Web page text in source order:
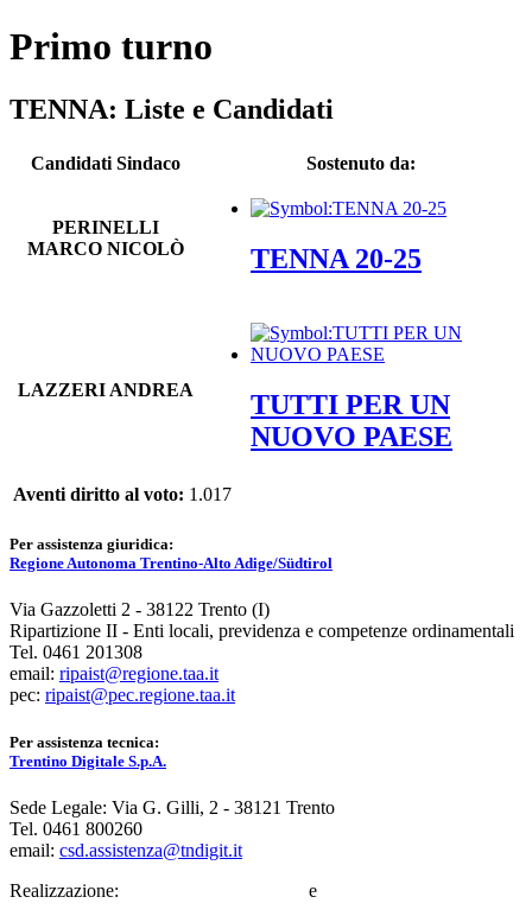
Primo turno
TENNA: Liste e Candidati
Candidati Sindaco Sostenuto da:
PERINELLI
MARCO NICOLÒ
TENNA 20-25
LAZZERI ANDREA
TUTTI PER UN
NUOVO PAESE
Aventi diritto al voto: 1.017
Per assistenza giuridica:
Regione Autonoma Trentino-Alto Adige/Südtirol
Via Gazzoletti 2 - 38122 Trento (I)
Ripartizione II - Enti locali, previdenza e competenze ordinamentali
Tel. 0461 201308
email: ripaist@regione.taa.it
pec: ripaist@pec.regione.taa.it
Per assistenza tecnica:
Trentino Digitale S.p.A.
Sede Legale: Via G. Gilli, 2 - 38121 Trento
Tel. 0461 800260
email: csd.assistenza@tndigit.it
Realizzazione:
e